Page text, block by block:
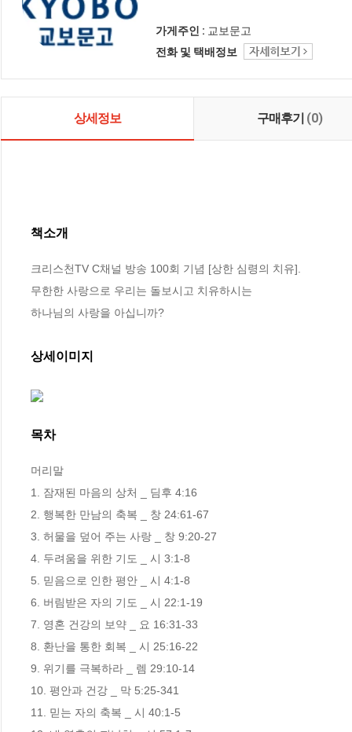
가게주인 : 교보문고
전화 및 택배정보
상세정보 구매후기 (0)
책소개
크리스천TV C채널 방송 100회 기념 [상한 심령의 치유].
무한한 사랑으로 우리는 돌보시고 치유하시는
하나님의 사랑을 아십니까?
상세이미지
목차
머리말
1. 잠재된 마음의 상처 _ 딤후 4:16
2. 행복한 만남의 축복 _ 창 24:61-67
3. 허물을 덮어 주는 사랑 _ 창 9:20-27
4. 두려움을 위한 기도 _ 시 3:1-8
5. 믿음으로 인한 평안 _ 시 4:1-8
6. 버림받은 자의 기도 _ 시 22:1-19
7. 영혼 건강의 보약 _ 요 16:31-33
8. 환난을 통한 회복 _ 시 25:16-22
9. 위기를 극복하라 _ 렘 29:10-14
10. 평안과 건강 _ 막 5:25-341
11. 믿는 자의 축복 _ 시 40:1-5